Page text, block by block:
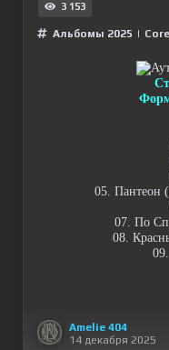
3 153
Альбомы 2025 | Сore
05. Пантеон
07. По
08.
Amelie 404
14 декабря 2025